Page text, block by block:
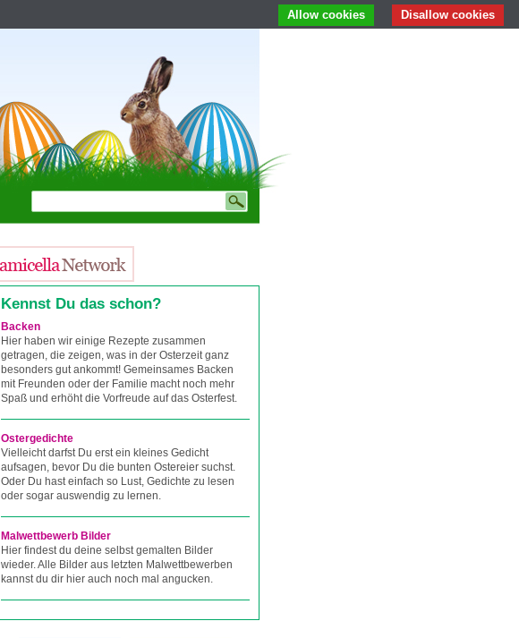
Kennst Du das schon?
Backen
Hier haben wir einige Rezepte zusammen
getragen, die zeigen, was in der Osterzeit ganz
besonders gut ankommt! Gemeinsames Backen
mit Freunden oder der Familie macht noch mehr
Spaß und erhöht die Vorfreude auf das Osterfest.
Ostergedichte
Vielleicht darfst Du erst ein kleines Gedicht
aufsagen, bevor Du die bunten Ostereier suchst.
Oder Du hast einfach so Lust, Gedichte zu lesen
oder sogar auswendig zu lernen.
Malwettbewerb Bilder
Hier findest du deine selbst gemalten Bilder
wieder. Alle Bilder aus letzten Malwettbewerben
kannst du dir hier auch noch mal angucken.
Disallow cookies
Allow cookies